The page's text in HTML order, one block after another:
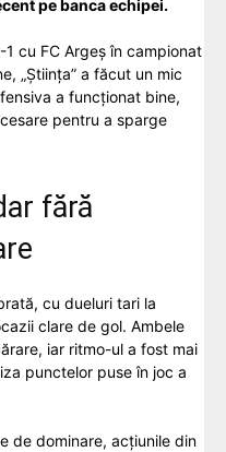
pe banca echipei.
cu FC Argeș în campionat
„Știința” a făcut un mic
a funcționat bine,
pentru a sparge
fără
cu dueluri tari la
clare de gol. Ambele
iar ritmo-ul a fost mai
punctelor puse în joc a
de dominare, acțiunile din